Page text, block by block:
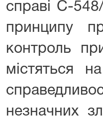
справі C-
принципу
контроль
містяться
незначних